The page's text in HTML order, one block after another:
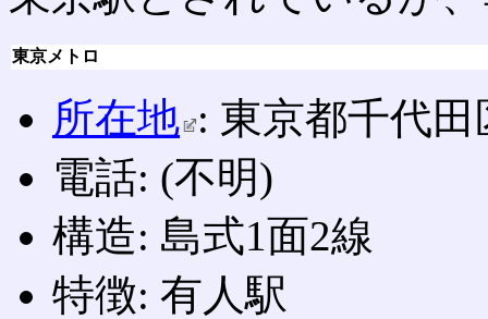
東京メトロ
所在地 : 東京都千代
電話: (不明)
構造: 島式1面2線
特徴: 有人駅